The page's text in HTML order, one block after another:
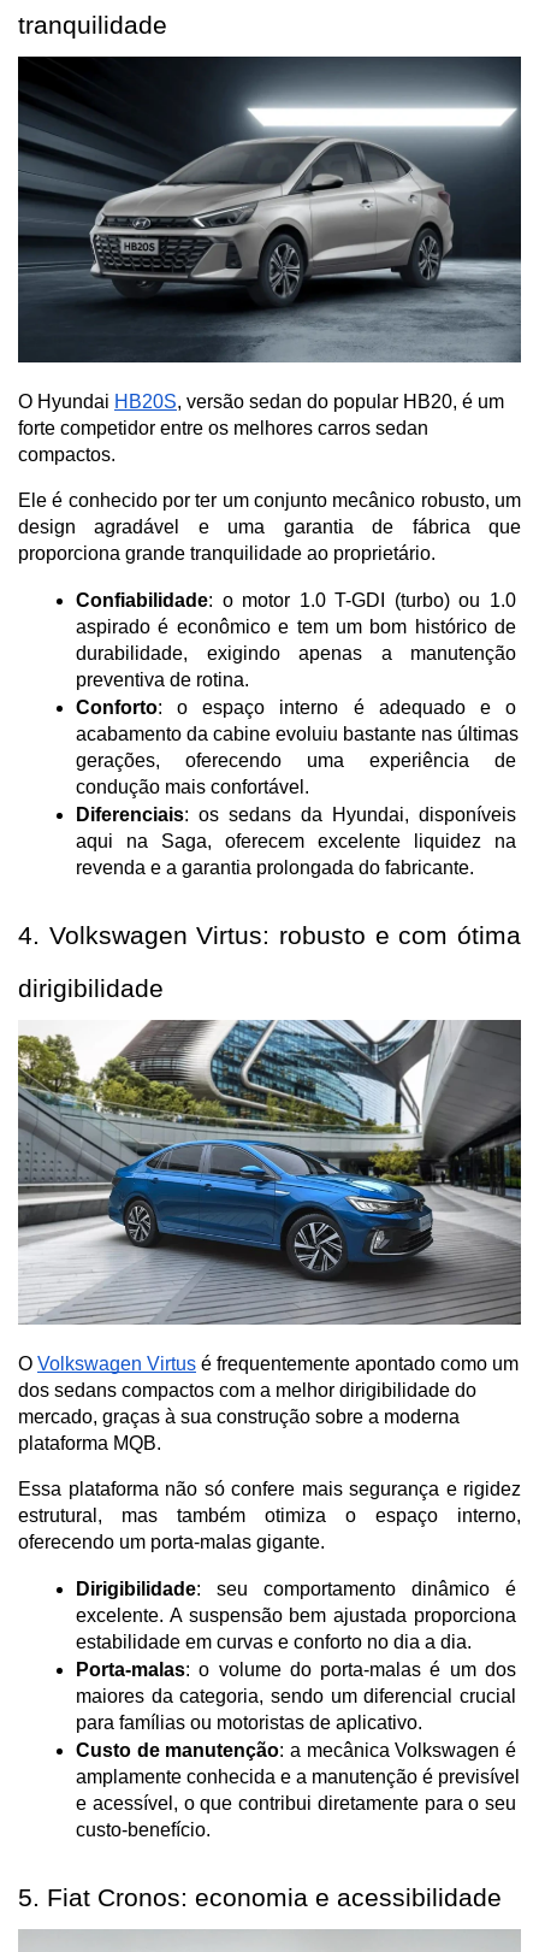
tranquilidade
O Hyundai HB20S, versão sedan do popular HB20, é um
forte competidor entre os melhores carros sedan
compactos.
Ele é conhecido por ter um conjunto mecânico robusto, um
design agradável e uma garantia de fábrica que
proporciona grande tranquilidade ao proprietário.
Confiabilidade: o motor 1.0 T-GDI (turbo) ou 1.0
aspirado é econômico e tem um bom histórico de
durabilidade, exigindo apenas a manutenção
preventiva de rotina.
Conforto: o espaço interno é adequado e o
acabamento da cabine evoluiu bastante nas últimas
gerações, oferecendo uma experiência de
condução mais confortável.
Diferenciais: os sedans da Hyundai, disponíveis
aqui na Saga, oferecem excelente liquidez na
revenda e a garantia prolongada do fabricante.
4. Volkswagen Virtus: robusto e com ótima
dirigibilidade
O Volkswagen Virtus é frequentemente apontado como um
dos sedans compactos com a melhor dirigibilidade do
mercado, graças à sua construção sobre a moderna
plataforma MQB.
Essa plataforma não só confere mais segurança e rigidez
estrutural, mas também otimiza o espaço interno,
oferecendo um porta-malas gigante.
Dirigibilidade: seu comportamento dinâmico é
excelente. A suspensão bem ajustada proporciona
estabilidade em curvas e conforto no dia a dia.
Porta-malas: o volume do porta-malas é um dos
maiores da categoria, sendo um diferencial crucial
para famílias ou motoristas de aplicativo.
Custo de manutenção: a mecânica Volkswagen é
amplamente conhecida e a manutenção é previsível
e acessível, o que contribui diretamente para o seu
custo-benefício.
5. Fiat Cronos: economia e acessibilidade